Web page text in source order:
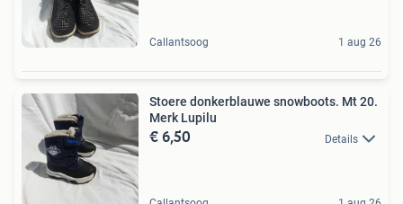
Callantsoog 1 aug 26
Stoere donkerblauwe snowboots. Mt 20.
Merk Lupilu
€ 6,50 Details